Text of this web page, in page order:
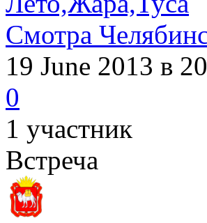
Смотра
19 June 2013 в
0
1 участник
Встреча